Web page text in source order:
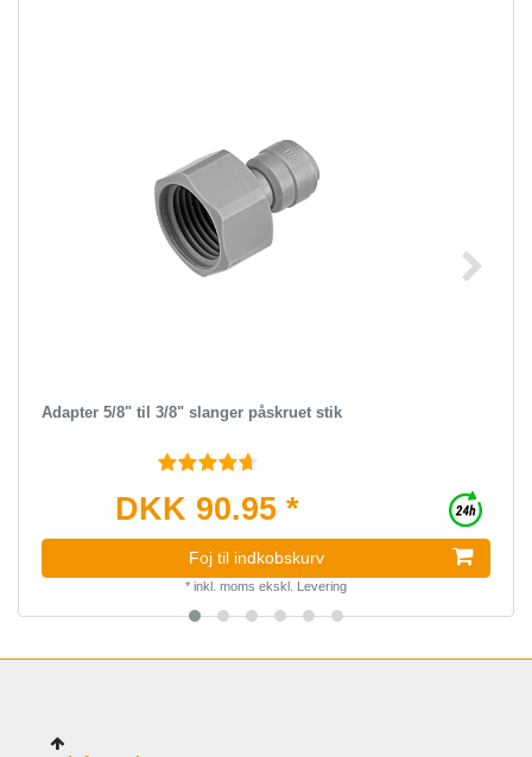
Adapter 5/8" til 3/8" slanger påskruet stik
DKK 90.95 *
Foj til indkobskurv
* inkl. moms ekskl. Levering